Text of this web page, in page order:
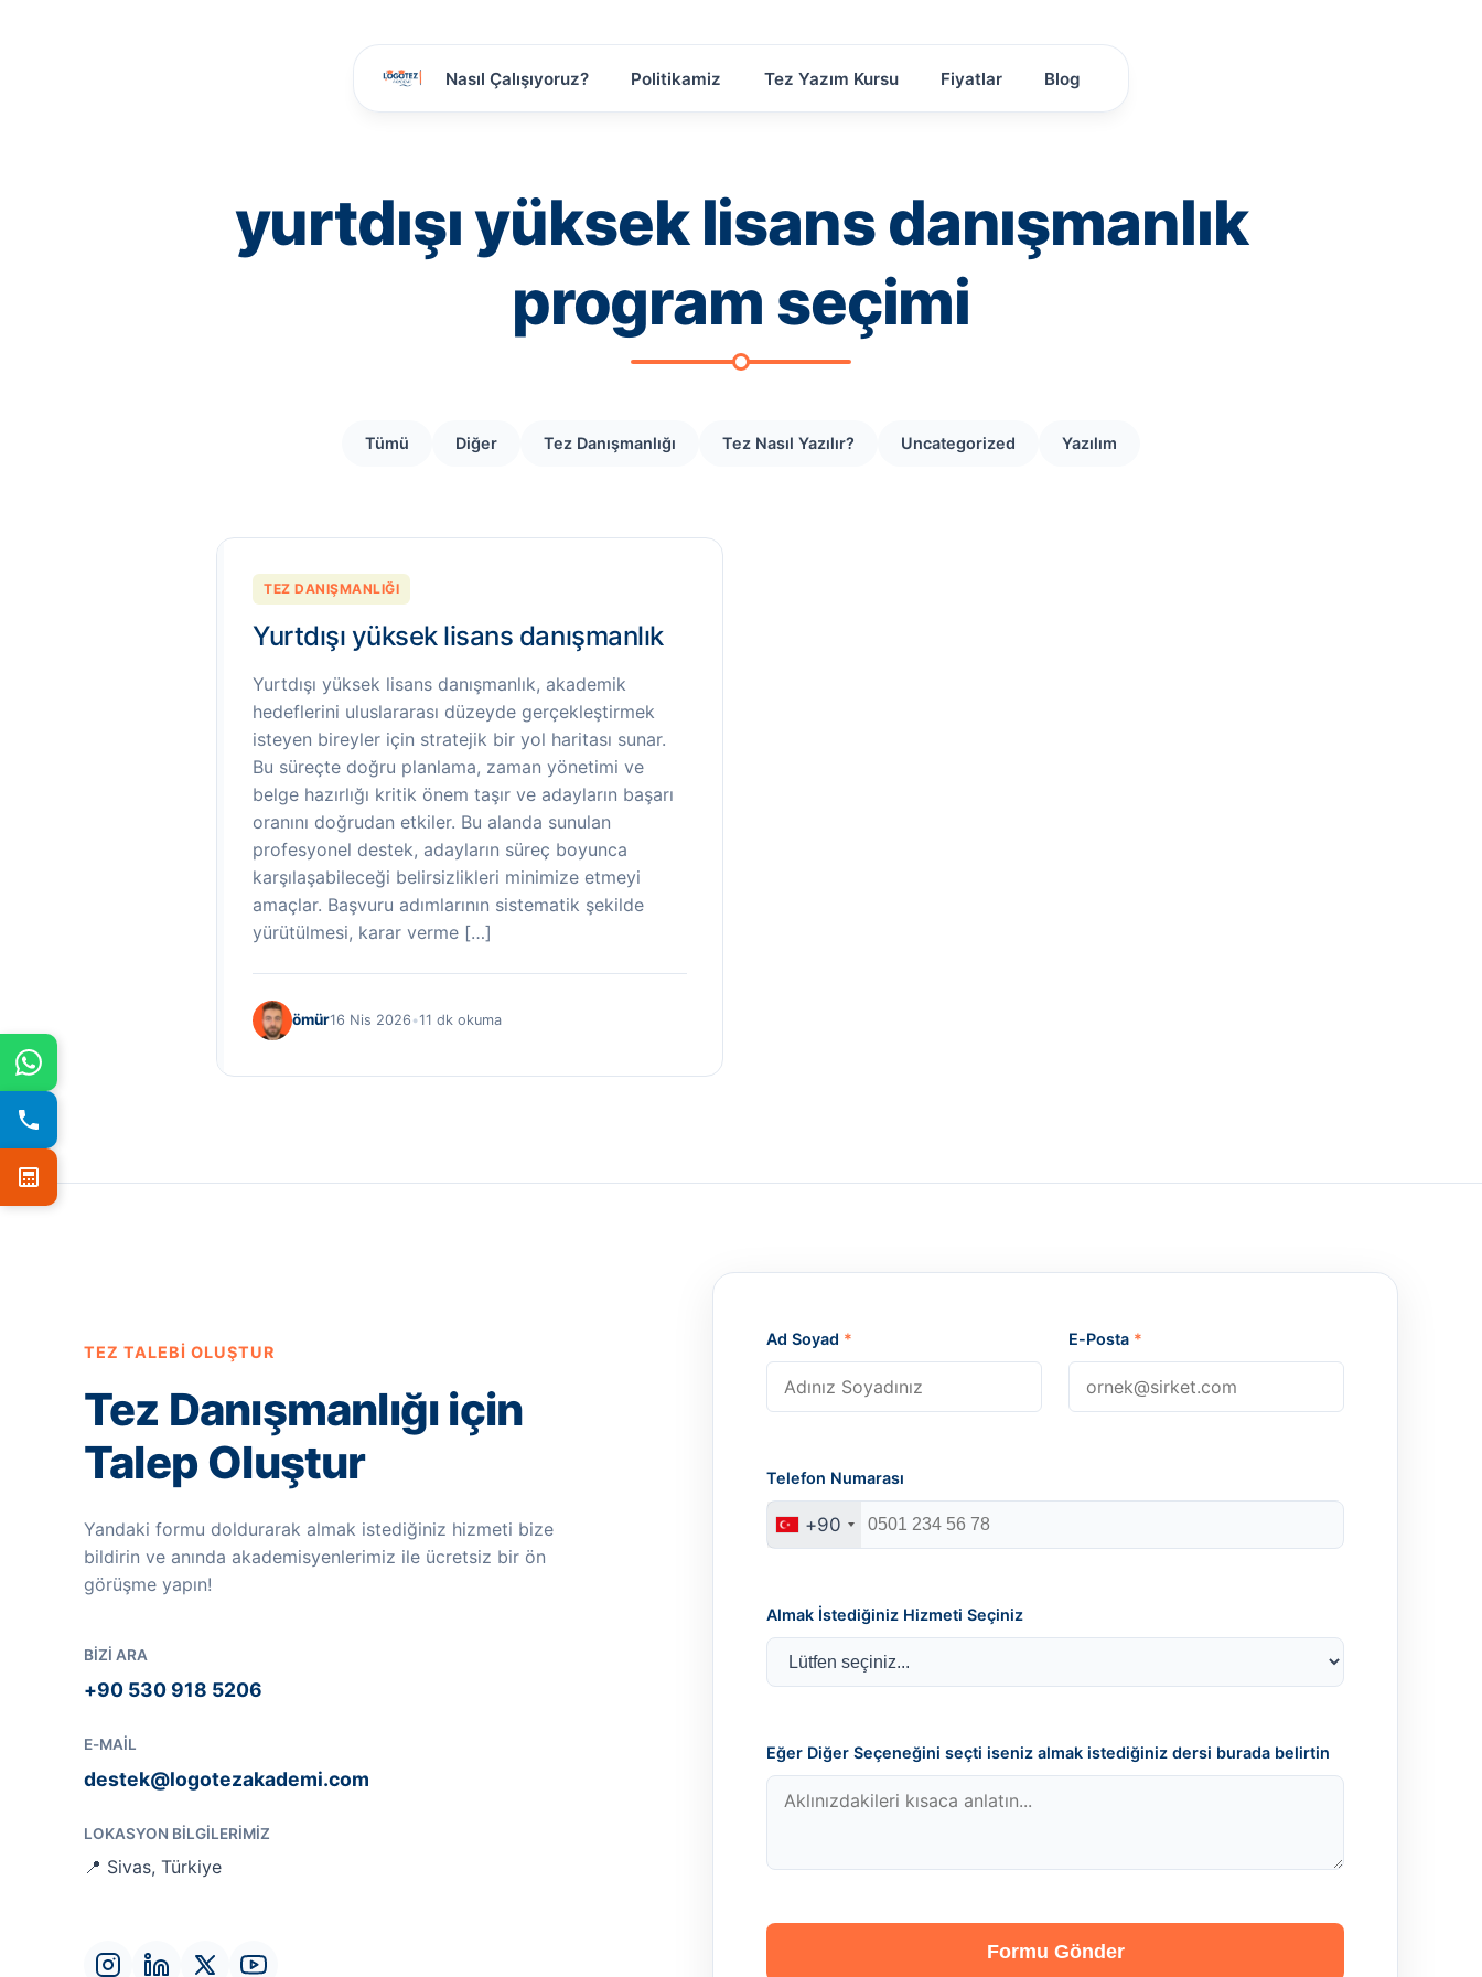
Nasıl Çalışıyoruz? Politikamiz Tez Yazım Kursu Fiyatlar Blog
yurtdışı yüksek lisans danışmanlık
program seçimi
Tümü Diğer Tez Danışmanlığı Tez Nasıl Yazılır? Uncategorized Yazılım
TEZ DANIŞMANLIĞI
Yurtdışı yüksek lisans danışmanlık
Yurtdışı yüksek lisans danışmanlık, akademik
hedeflerini uluslararası düzeyde gerçekleştirmek
isteyen bireyler için stratejik bir yol haritası sunar.
Bu süreçte doğru planlama, zaman yönetimi ve
belge hazırlığı kritik önem taşır ve adayların başarı
oranını doğrudan etkiler. Bu alanda sunulan
profesyonel destek, adayların süreç boyunca
karşılaşabileceği belirsizlikleri minimize etmeyi
amaçlar. Başvuru adımlarının sistematik şekilde
yürütülmesi, karar verme […]
ömür16 Nis 2026 •11 dk okuma
TEZ TALEBI OLUŞTUR
Tez Danışmanlığı için
Talep Oluştur
Yandaki formu doldurarak almak istediğiniz hizmeti bize
bildirin ve anında akademisyenlerimiz ile ücretsiz bir ön
görüşme yapın!
BIZI ARA
+90 530 918 5206
E-MAIL
destek@logotezakademi.com
LOKASYON BILGILERIMIZ
📍 Sivas, Türkiye
Ad Soyad * E-Posta *
Telefon Numarası
+90
Almak İstediğiniz Hizmeti Seçiniz
Eğer Diğer Seçeneğini seçti iseniz almak istediğiniz dersi burada belirtin
Formu Gönder